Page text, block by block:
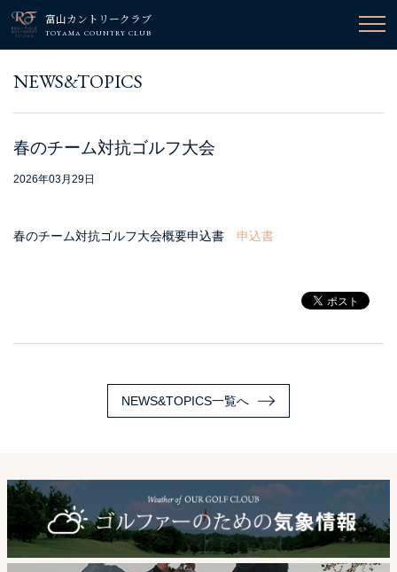
富山カントリークラブ
TOYAMA COUNTRY CLUB
NEWS&TOPICS
春のチーム対抗ゴルフ大会
2026年03月29日
春のチーム対抗ゴルフ大会概要申込書 申込書
NEWS&TOPICS一覧へ